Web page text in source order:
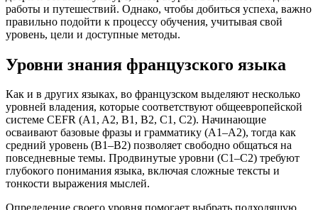
работы и путешествий. Однако, чтобы добиться успеха, важно
правильно подойти к процессу обучения, учитывая свой
уровень, цели и доступные методы.
Уровни знания французского языка
Как и в других языках, во французском выделяют несколько
уровней владения, которые соответствуют общеевропейской
системе CEFR (A1, A2, B1, B2, C1, C2). Начинающие
осваивают базовые фразы и грамматику (A1–A2), тогда как
средний уровень (B1–B2) позволяет свободно общаться на
повседневные темы. Продвинутые уровни (C1–C2) требуют
глубокого понимания языка, включая сложные тексты и
тонкости выражения мыслей.